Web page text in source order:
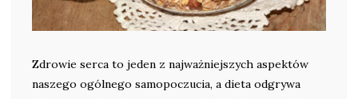
Zdrowie serca to jeden z najważniejszych aspektów
naszego ogólnego samopoczucia, a dieta odgrywa